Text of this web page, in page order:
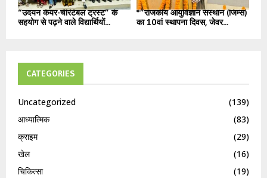
“उदयन केयर-चैरिटेबल ट्रस्ट” के
सहयोग से पढ़ने वाले विद्यार्थियों...
*”राजकीय आयुर्विज्ञान संस्थान (जिम्स)
का 10वां स्थापना दिवस, जेवर...
CATEGORIES
Uncategorized
(139)
आध्यात्मिक
(83)
क्राइम
(29)
खेल
(16)
चिकित्सा
(19)